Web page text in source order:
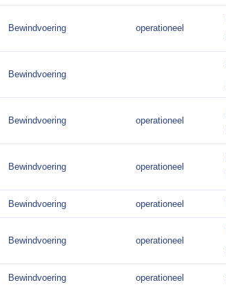
Bewindvoering operationeel
Bewindvoering
Bewindvoering operationeel
Bewindvoering operationeel
Bewindvoering operationeel
Bewindvoering operationeel
Bewindvoering operationeel